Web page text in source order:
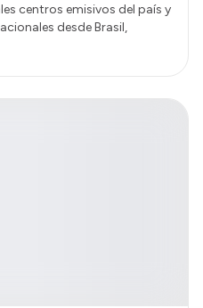
centros emisivos del país y
desde Brasil,